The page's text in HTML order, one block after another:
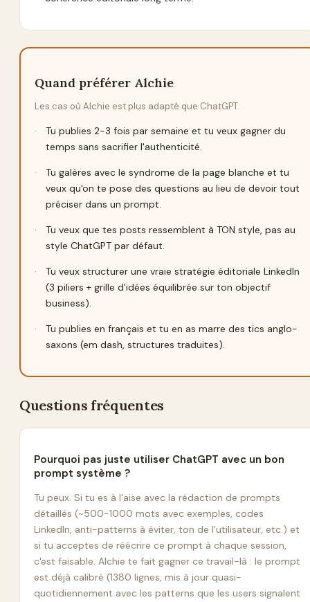
Quand préférer Alchie
Les cas où Alchie est plus adapté que ChatGPT.
·
Tu publies 2-3 fois par semaine et tu veux gagner du
temps sans sacrifier l'authenticité.
·
Tu galères avec le syndrome de la page blanche et tu
veux qu'on te pose des questions au lieu de devoir tout
préciser dans un prompt.
·
Tu veux que tes posts ressemblent à TON style, pas au
style ChatGPT par défaut.
·
Tu veux structurer une vraie stratégie éditoriale LinkedIn
(3 piliers + grille d'idées équilibrée sur ton objectif
business).
·
Tu publies en français et tu en as marre des tics anglo-
saxons (em dash, structures traduites).
Questions fréquentes
Pourquoi pas juste utiliser ChatGPT avec un bon
prompt système ?
Tu peux. Si tu es à l'aise avec la rédaction de prompts
détaillés (~500-1000 mots avec exemples, codes
LinkedIn, anti-patterns à éviter, ton de l'utilisateur, etc.) et
si tu acceptes de réécrire ce prompt à chaque session,
c'est faisable. Alchie te fait gagner ce travail-là : le prompt
est déjà calibré (1380 lignes, mis à jour quasi-
quotidiennement avec les patterns que les users signalent